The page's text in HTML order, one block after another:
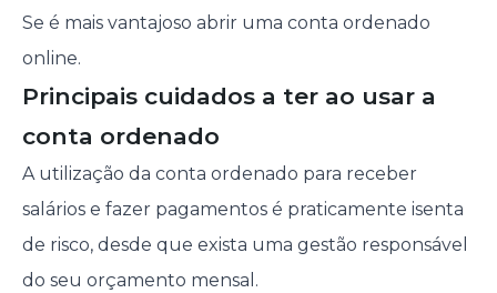
Se é mais vantajoso abrir uma conta ordenado
online.
Principais cuidados a ter ao usar a
conta ordenado
A utilização da conta ordenado para receber
salários e fazer pagamentos é praticamente isenta
de risco, desde que exista uma gestão responsável
do seu orçamento mensal.